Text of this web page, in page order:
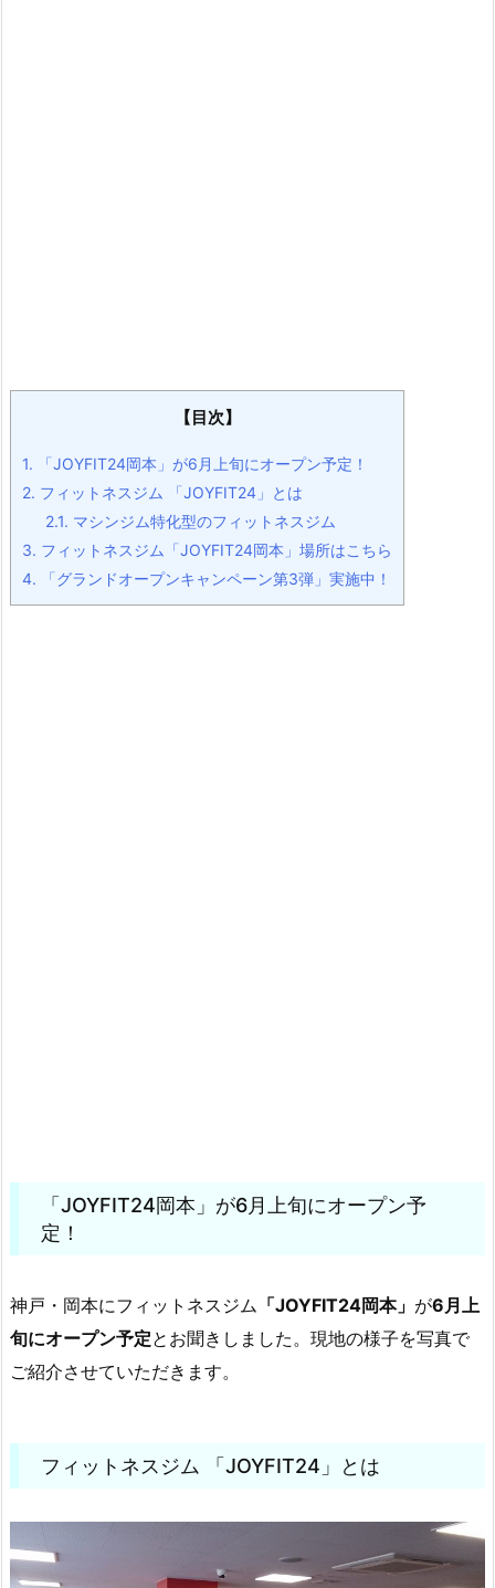
【目次】
1. 「JOYFIT24岡本」が6月上旬にオープン予定！
2. フィットネスジム 「JOYFIT24」とは
2.1. マシンジム特化型のフィットネスジム
3. フィットネスジム「JOYFIT24岡本」場所はこちら
4. 「グランドオープンキャンペーン第3弾」実施中！
「JOYFIT24岡本」が6月上旬にオープン予
定！
神戸・岡本にフィットネスジム 「JOYFIT24岡本」 が6月上
旬にオープン予定とお聞きしました。現地の様子を写真で
ご紹介させていただきます。
フィットネスジム 「JOYFIT24」とは